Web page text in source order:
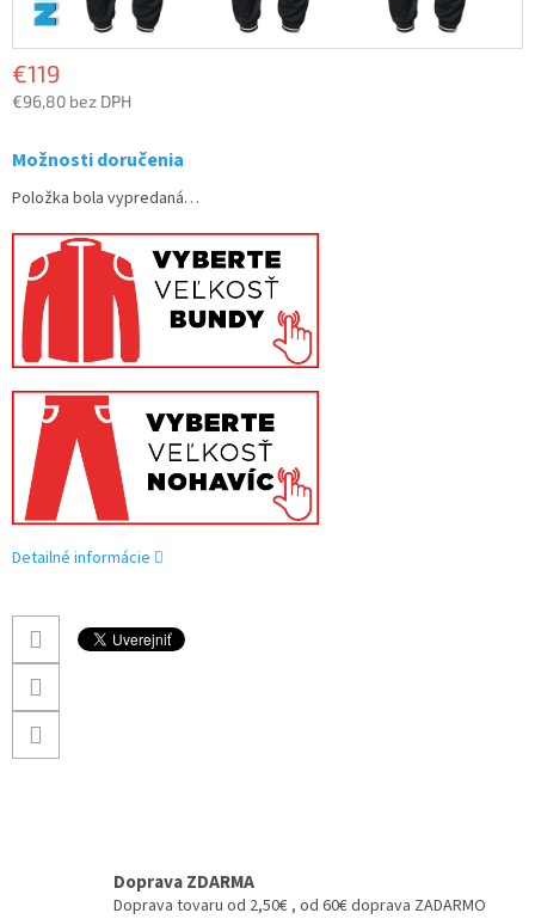
€119
€96,80 bez DPH
cena:
Možnosti doručenia
Položka bola vypredaná…
Detailné informácie
Doprava ZDARMA
Doprava tovaru od 2,50€ , od 60€ doprava ZADARMO